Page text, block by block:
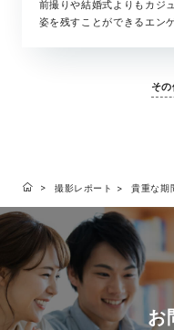
前撮りや結婚式よりもカジ
姿を残すことができるエン
そ
撮影レポート 貴重な期
お